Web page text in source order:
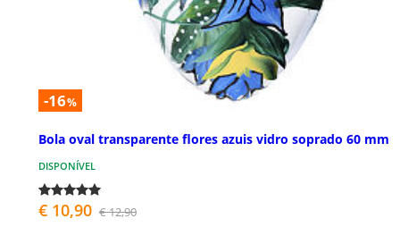
-16%
Bola oval transparente flores azuis vidro soprado 60 mm
DISPONÍVEL
€ 10,90 € 12,90